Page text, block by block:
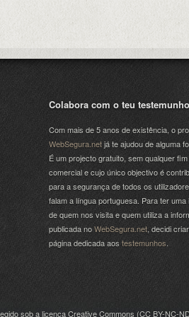
Colabora com o teu testemunho
Com mais de 5 anos de existência, o
WebSegura.netjá te ajudou de alguma
É um projecto gratuito, sem qualquer fim
comercial e cujo único objectivo é
para a segurança de todos os
falam a língua portuguesa. Para ter uma
de quem nos visita e quem utiliza a
publicada noWebSegura.net , decidi
página dedicada aos testemunhos
sob a licença Creative Commons (CC BY-NC-